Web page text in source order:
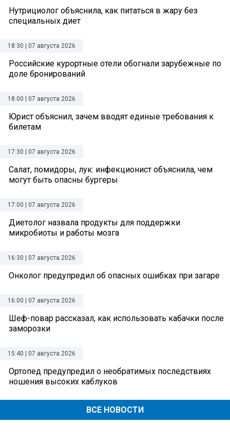
Нутрициолог объяснила, как питаться в жару без
специальных диет
18:30 | 07 августа 2026
Российские курортные отели обогнали зарубежные по
доле бронирований
18:00 | 07 августа 2026
Юрист объяснил, зачем вводят единые требования к
билетам
17:30 | 07 августа 2026
Салат, помидоры, лук: инфекционист объяснила, чем
могут быть опасны бургеры
17:00 | 07 августа 2026
Диетолог назвала продукты для поддержки
микробиоты и работы мозга
16:30 | 07 августа 2026
Онколог предупредил об опасных ошибках при загаре
16:00 | 07 августа 2026
Шеф-повар рассказал, как использовать кабачки после
заморозки
15:40 | 07 августа 2026
Ортопед предупредил о необратимых последствиях
ношения высоких каблуков
ВСЕ НОВОСТИ